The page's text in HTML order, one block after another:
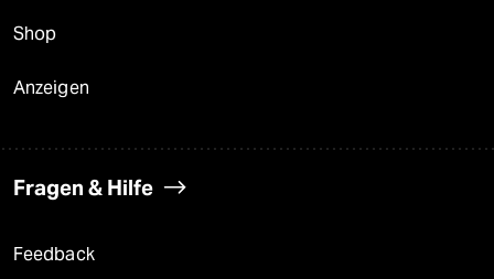
Shop
Anzeigen
Fragen & Hilfe
Feedback